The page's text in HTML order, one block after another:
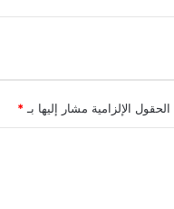
الحقول الإلزامية مشار إليها بـ*